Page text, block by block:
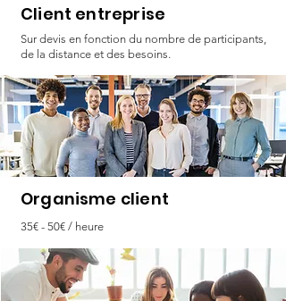
Client entreprise
Sur devis en fonction du nombre de participants,
de la distance et des besoins.
Organisme client
35€ - 50€ / heure